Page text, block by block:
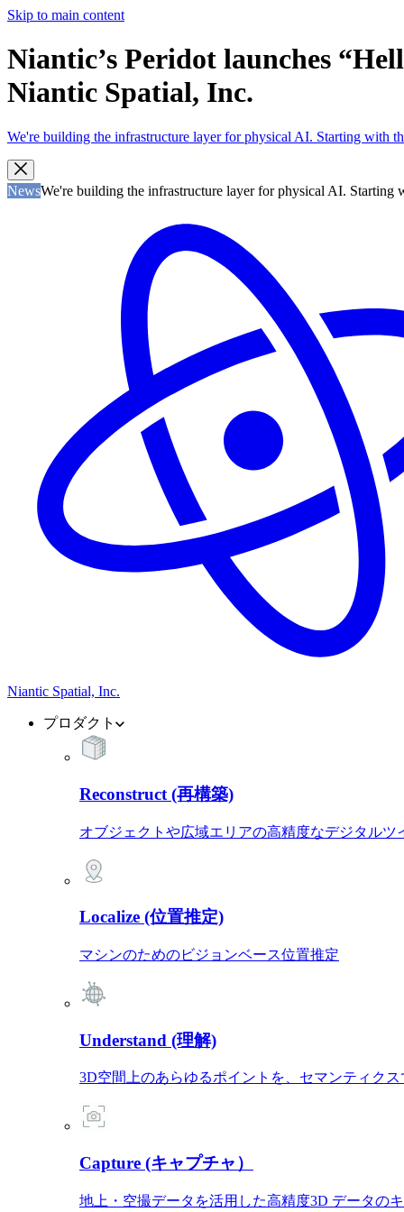
Skip to main content
Niantic’s Peridot launches
Niantic Spatial, Inc.
We're building the infrastructure layer for physical AI. Starting with
NewsWe're building the infrastructure layer for physical AI. Starting
Niantic Spatial, Inc.
プロダクト
Reconstruct (再構築)
オブジェクトや広域エリアの高精度なデジタルツ
Localize (位置推定)
マシンのためのビジョンベース位置推定
Understand (理解)
3D空間上のあらゆるポイントを、セマンティク
Capture (キャプチャ）
地上・空撮データを活用した高精度3D データの